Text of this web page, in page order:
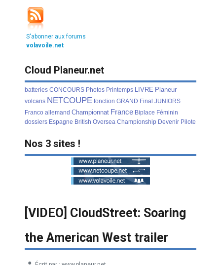
S'abonner aux forums
volavoile.net
Cloud Planeur.net
batteries CONCOURS Photos Printemps LIVRE Planeur
volcans NETCOUPE fonction GRAND Final JUNIORS
Franco allemand Championnat France Biplace Féminin
dossiers Espagne British Oversea Championship Devenir Pilote
Nos 3 sites !
[VIDEO] CloudStreet: Soaring
the American West trailer